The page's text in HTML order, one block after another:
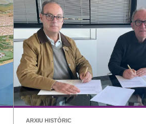
ARXIU HISTÒRIC